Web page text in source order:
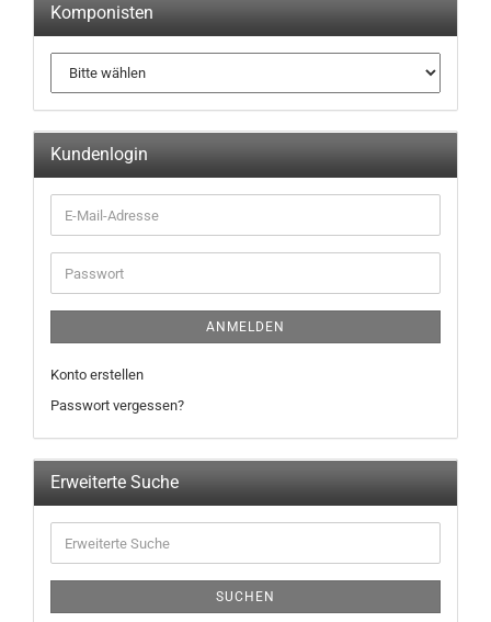
Komponisten
Kundenlogin
ANMELDEN
Konto erstellen
Passwort vergessen?
Erweiterte Suche
SUCHEN